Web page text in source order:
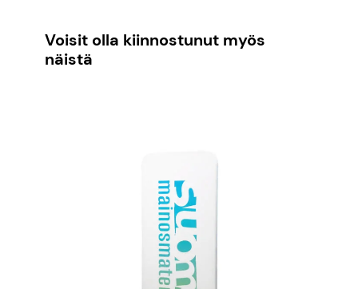
Voisit olla kiinnostunut myös
näistä